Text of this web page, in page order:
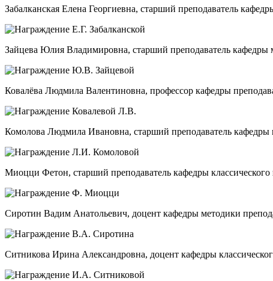
Забалканская Елена Георгиевна, старший преподаватель
Зайцева Юлия Владимировна, старший преподаватель кафедры
Ковалёва Людмила Валентиновна, профессор кафедры
Комолова Людмила Ивановна, старший преподаватель кафедры
Миоцци Фетон, старший преподаватель кафедры классического
Сиротин Вадим Анатольевич, доцент кафедры методики
Ситникова Ирина Александровна, доцент кафедры